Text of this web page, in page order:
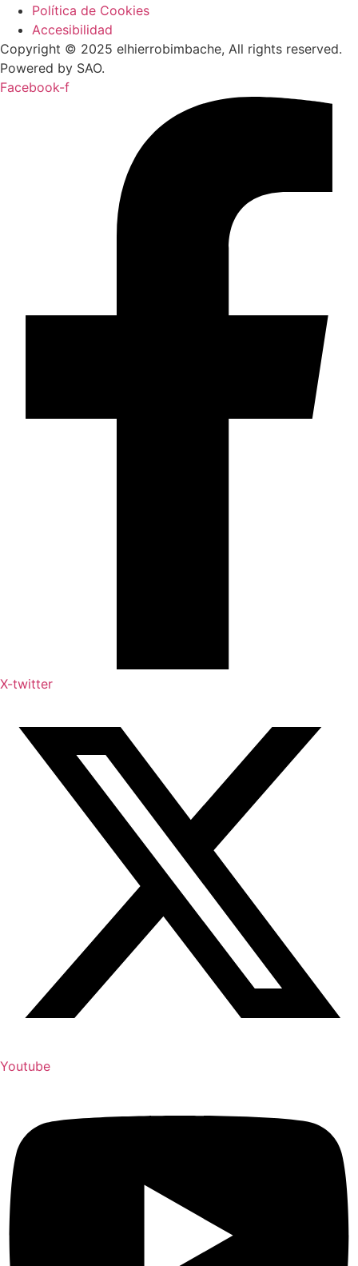
Política de Cookies
Accesibilidad
Copyright © 2025 elhierrobimbache, All rights reserved.
Powered by SAO.
Facebook-f
X-twitter
Youtube